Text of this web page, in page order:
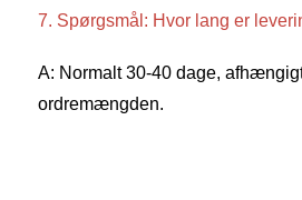
7. Spørgsmål: Hvor lang er
A: Normalt 30-40 dage,
ordremængden.